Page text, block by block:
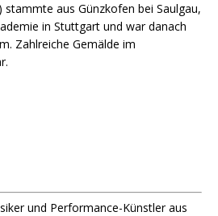
stammte aus Günzkofen bei Saulgau,
in Stuttgart und war danach
Zahlreiche Gemälde im
und Performance-Künstler aus